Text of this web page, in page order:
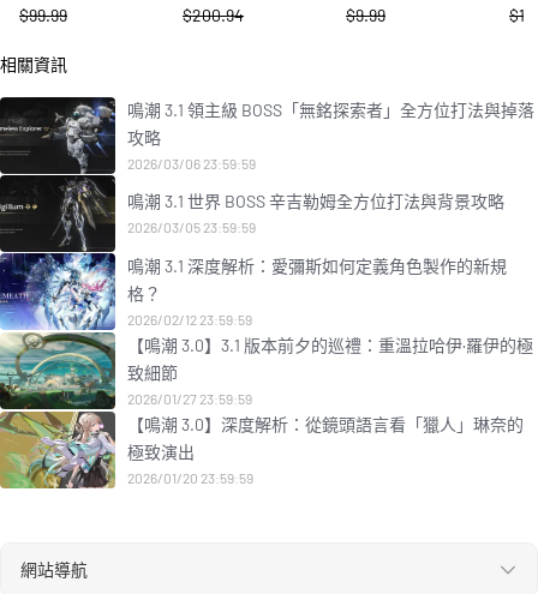
$99.99
$200.94
$9.99
相關資訊
鳴潮 3.1 領主級 BOSS「無銘探索者」全方位打法與掉落
攻略
2026/03/06 23:59:59
鳴潮 3.1 世界 BOSS 辛吉勒姆全方位打法與背景攻略
2026/03/05 23:59:59
鳴潮 3.1 深度解析：愛彌斯如何定義角色製作的新規
格？
2026/02/12 23:59:59
【鳴潮 3.0】3.1 版本前夕的巡禮：重溫拉哈伊·羅伊的極
致細節
2026/01/27 23:59:59
【鳴潮 3.0】深度解析：從鏡頭語言看「獵人」琳奈的
極致演出
2026/01/20 23:59:59
網站導航